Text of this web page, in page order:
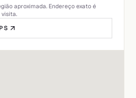
aproximada. Endereço exato é